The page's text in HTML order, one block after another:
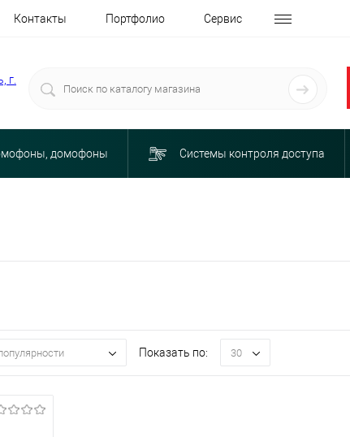
Контакты Портфолио Сервис
г.
домофоны Системы контроля доступа
Показать по: 30